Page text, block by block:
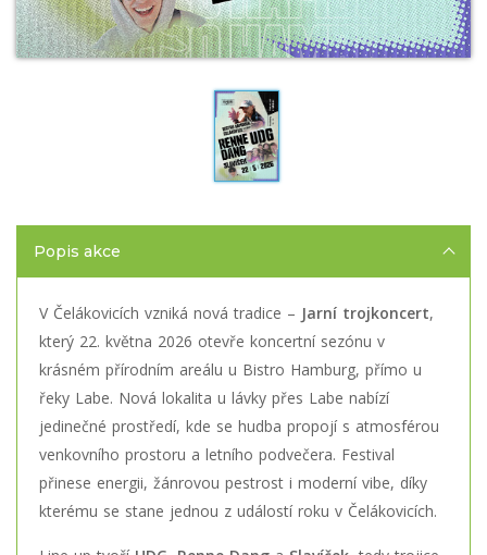
Popis akce
V Čelákovicích vzniká nová tradice – Jarní trojkoncert,
který 22. května 2026 otevře koncertní sezónu v
krásném přírodním areálu u Bistro Hamburg, přímo u
řeky Labe. Nová lokalita u lávky přes Labe nabízí
jedinečné prostředí, kde se hudba propojí s atmosférou
venkovního prostoru a letního podvečera. Festival
přinese energii, žánrovou pestrost i moderní vibe, díky
kterému se stane jednou z událostí roku v Čelákovicích.